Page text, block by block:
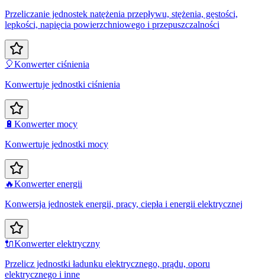
Przeliczanie jednostek natężenia przepływu, stężenia, gęstości,
lepkości, napięcia powierzchniowego i przepuszczalności
🎈Konwerter ciśnienia
Konwertuje jednostki ciśnienia
🔋 Konwerter mocy
Konwertuje jednostki mocy
🔥Konwerter energii
Konwersja jednostek energii, pracy, ciepła i energii elektrycznej
🔌Konwerter elektryczny
Przelicz jednostki ładunku elektrycznego, prądu, oporu
elektrycznego i inne